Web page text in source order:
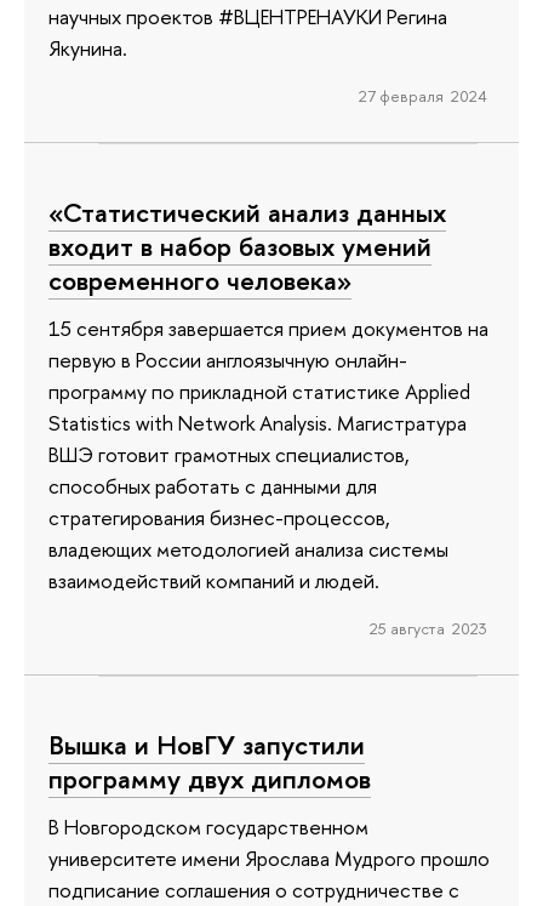
научных проектов #ВЦЕНТРЕНАУКИ Регина
Якунина.
27 февраля 2024
«Статистический анализ данных
входит в набор базовых умений
современного человека»
15 сентября завершается прием документов на
первую в России англоязычную онлайн-
программу по прикладной статистике Applied
Statistics with Network Analysis. Магистратура
ВШЭ готовит грамотных специалистов,
способных работать с данными для
стратегирования бизнес-процессов,
владеющих методологией анализа системы
взаимодействий компаний и людей.
25 августа 2023
Вышка и НовГУ запустили
программу двух дипломов
В Новгородском государственном
университете имени Ярослава Мудрого прошло
подписание соглашения о сотрудничестве с